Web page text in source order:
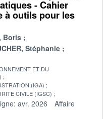
- Cahier
à outils pour les
Boris
Stéphanie
ET DU
(IGA)
CIVILE (IGSC)
avr. 2026
Affaire